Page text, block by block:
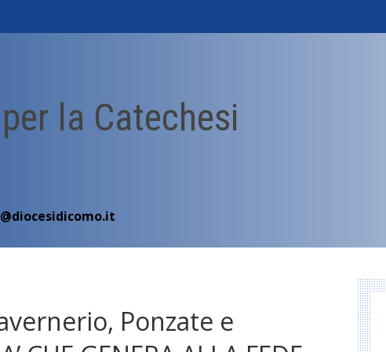
la Catechesi
Ponzate e